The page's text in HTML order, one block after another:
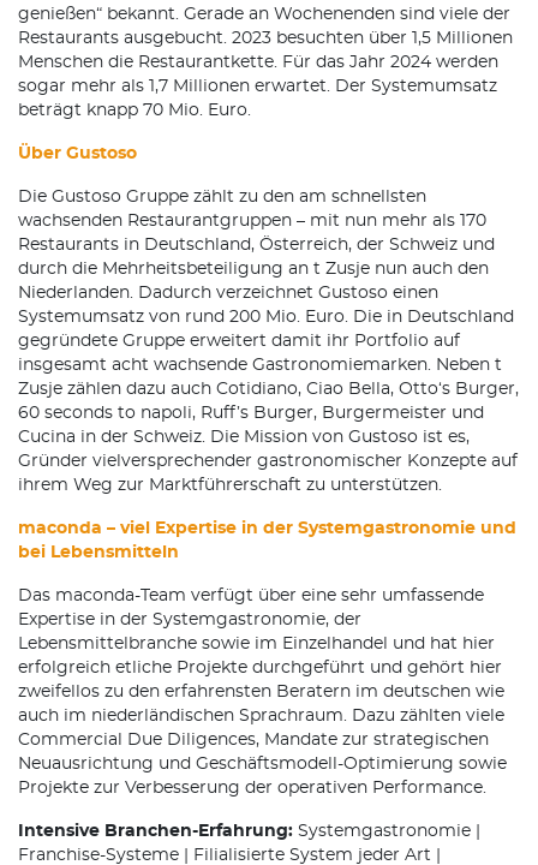
genießen“ bekannt. Gerade an Wochenenden sind viele der
Restaurants ausgebucht. 2023 besuchten über 1,5 Millionen
Menschen die Restaurantkette. Für das Jahr 2024 werden
sogar mehr als 1,7 Millionen erwartet. Der Systemumsatz
beträgt knapp 70 Mio. Euro.
Über Gustoso
Die Gustoso Gruppe zählt zu den am schnellsten
wachsenden Restaurantgruppen – mit nun mehr als 170
Restaurants in Deutschland, Österreich, der Schweiz und
durch die Mehrheitsbeteiligung an t Zusje nun auch den
Niederlanden. Dadurch verzeichnet Gustoso einen
Systemumsatz von rund 200 Mio. Euro. Die in Deutschland
gegründete Gruppe erweitert damit ihr Portfolio auf
insgesamt acht wachsende Gastronomiemarken. Neben t
Zusje zählen dazu auch Cotidiano, Ciao Bella, Otto‘s Burger,
60 seconds to napoli, Ruff’s Burger, Burgermeister und
Cucina in der Schweiz. Die Mission von Gustoso ist es,
Gründer vielversprechender gastronomischer Konzepte auf
ihrem Weg zur Marktführerschaft zu unterstützen.
maconda – viel Expertise in der Systemgastronomie und
bei Lebensmitteln
Das maconda-Team verfügt über eine sehr umfassende
Expertise in der Systemgastronomie, der
Lebensmittelbranche sowie im Einzelhandel und hat hier
erfolgreich etliche Projekte durchgeführt und gehört hier
zweifellos zu den erfahrensten Beratern im deutschen wie
auch im niederländischen Sprachraum. Dazu zählten viele
Commercial Due Diligences, Mandate zur strategischen
Neuausrichtung und Geschäftsmodell-Optimierung sowie
Projekte zur Verbesserung der operativen Performance.
Intensive Branchen-Erfahrung: Systemgastronomie |
Franchise-Systeme | Filialisierte System jeder Art |